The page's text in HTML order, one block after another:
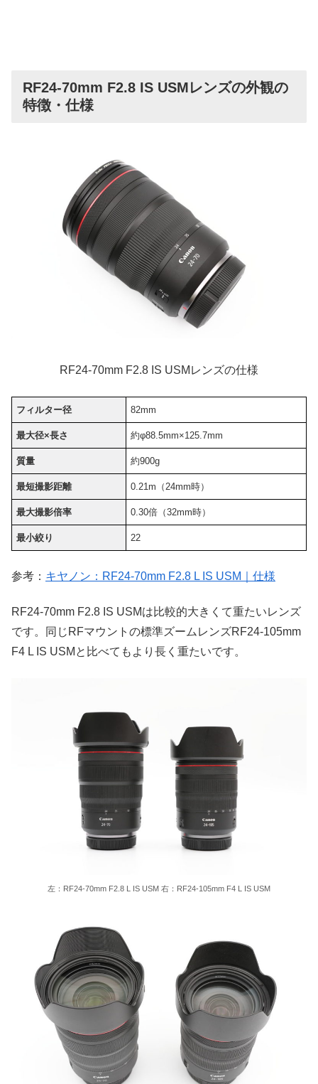
RF24-70mm F2.8 IS USMレンズの外観の
特徴・仕様
RF24-70mm F2.8 IS USMレンズの仕様
フィルター径 82mm
最大径×長さ 約φ88.5mm×125.7mm
質量 約900g
最短撮影距離 0.21m（24mm時）
最大撮影倍率 0.30倍（32mm時）
最小絞り 22
参考： キヤノン：RF24-70mm F2.8 L IS USM｜仕様
RF24-70mm F2.8 IS USMは比較的大きくて重たいレンズ
です。同じRFマウントの標準ズームレンズRF24-105mm
F4 L IS USMと比べてもより長く重たいです。
左：RF24-70mm F2.8 L IS USM 右：RF24-105mm F4 L IS USM